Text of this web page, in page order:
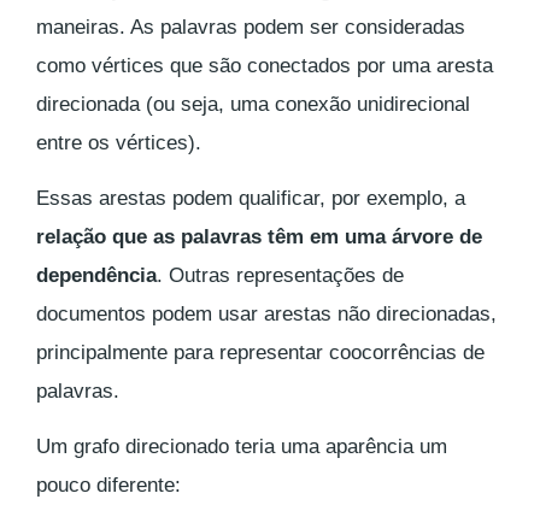
maneiras. As palavras podem ser consideradas
como vértices que são conectados por uma aresta
direcionada (ou seja, uma conexão unidirecional
entre os vértices).
Essas arestas podem qualificar, por exemplo, a
relação que as palavras têm em uma árvore de
dependência. Outras representações de
documentos podem usar arestas não direcionadas,
principalmente para representar coocorrências de
palavras.
Um grafo direcionado teria uma aparência um
pouco diferente: